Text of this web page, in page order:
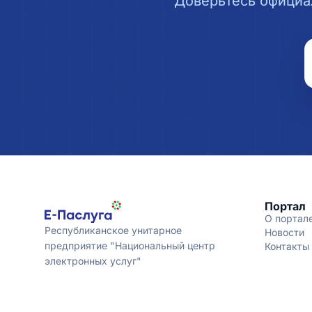
Республиканское унитарное
предприятие "Национальный центр
электронных услуг"
Портал
О
Новости
Контакты